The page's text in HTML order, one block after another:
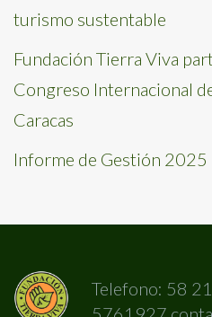
turismo sustentable
Fundación Tierra Viva
Congreso Internacional
Caracas
Informe de Gestión 2025
Telefono: 58